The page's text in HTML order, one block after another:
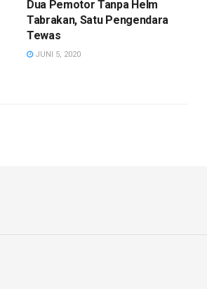
Dua Pemotor Tanpa Helm
Tabrakan, Satu Pengendara
Tewas
JUNI 5, 2020